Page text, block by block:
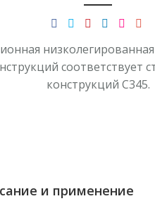
соответствует
конструкций С345.
и применение